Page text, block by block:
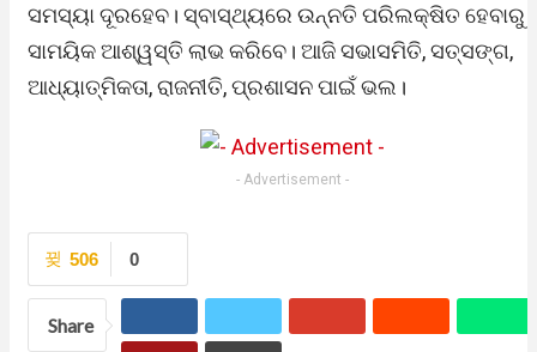
ସମସ୍ୟା ଦୂରହେବ। ସ୍ବାସ୍ଥ୍ୟରେ ଉନ୍ନତି ପରିଲକ୍ଷିତ ହେବାରୁ
ସାମୟିକ ଆଶ୍ୱସ୍ତି ଲାଭ କରିବେ। ଆଜି ସଭାସମିତି, ସତ୍‌ସଙ୍ଗ,
ଆଧ୍ୟାତ୍ମିକତା, ରାଜନୀତି, ପ୍ରଶାସନ ପାଇଁ ଭଲ।
- Advertisement -
0
506
Share